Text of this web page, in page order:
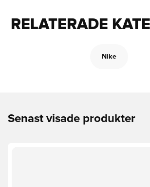
RELATERADE
Nike
Senast visade produkter